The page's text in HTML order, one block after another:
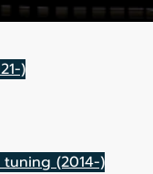
)
(2014-)